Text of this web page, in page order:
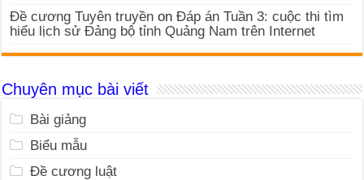
Đề cương Tuyên truyền onĐáp án Tuần 3: cuộc thi tìm
hiểu lịch sử Đảng bộ tỉnh Quảng Nam trên Internet
Chuyên mục bài viết
Bài giảng
Biểu mẫu
Đề cương luật